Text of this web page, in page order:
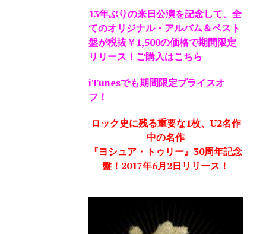
13年ぶりの来日公演を記念して、全
てのオリジナル・アルバム＆ベスト
盤が税抜￥1,500の価格で期間限定
リリース！ ご購入はこちら
iTunesでも期間限定プライスオ
フ！
ロック史に残る重要な1枚、U2名作
中の名作
『ヨシュア・トゥリー』30周年記念
盤！2017年6月2日リリース！